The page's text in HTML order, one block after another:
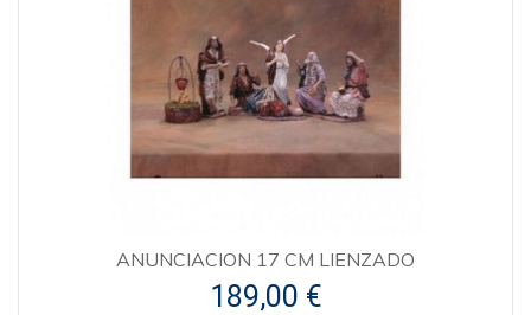
ANUNCIACION 17 CM LIENZADO
189,00 €